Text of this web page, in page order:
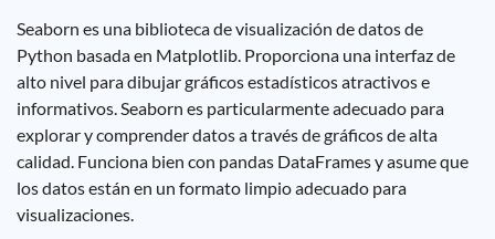
Seaborn es una biblioteca de visualización de datos de
Python basada en Matplotlib. Proporciona una interfaz de
alto nivel para dibujar gráficos estadísticos atractivos e
informativos. Seaborn es particularmente adecuado para
explorar y comprender datos a través de gráficos de alta
calidad. Funciona bien con pandas DataFrames y asume que
los datos están en un formato limpio adecuado para
visualizaciones.